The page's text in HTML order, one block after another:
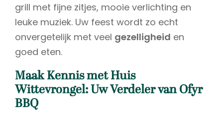
grill met fijne zitjes, mooie verlichting en
leuke muziek. Uw feest wordt zo echt
onvergetelijk met veel gezelligheid en
goed eten.
Maak Kennis met Huis
Wittevrongel: Uw Verdeler van Ofyr
BBQ